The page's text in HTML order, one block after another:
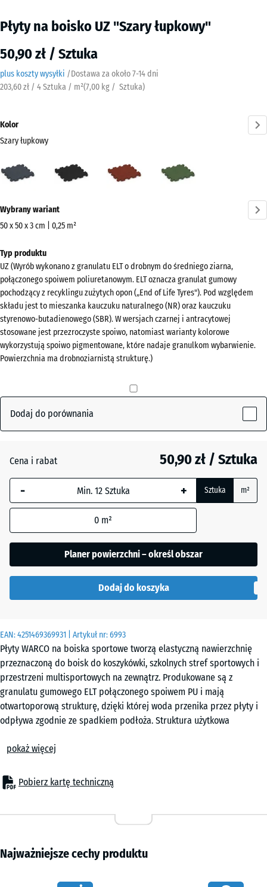
Płyty na boisko UZ "Szary łupkowy"
50,90 zł / Sztuka
plus koszty wysyłki /Dostawa za około7-14 dni
203,60 zł / 4 Sztuka / m²(7,00 kg / Sztuka)
EAN:4251469369931 | Artykuł nr:6993
Płyty WARCO na boiska sportowe tworzą elastyczną nawierzchnię
przeznaczoną do boisk do koszykówki, szkolnych stref sportowych i
przestrzeni multisportowych na zewnątrz. Produkowane są z
granulatu gumowego ELT połączonego spoiwem PU i mają
otwartoporową strukturę, dzięki której woda przenika przez płyty i
odpływa zgodnie ze spadkiem podłoża. Struktura użytkowa
sprężystość ogranicza obciążenia odczuwalne podczas biegania,
przewidywalne podczas gry w koszykówkę i piłkę nożną, a granulat
gumowy tłumi odgłosy kroków i drgania.
Każda płyta posiada zintegrowane połączenie typu puzzle na
śrub, tworząc stabilny układ odporny na przesuwanie podczas
użytkowania. System umożliwia szybki montaż oraz łatwe
pokaż więcej
Pobierz kartę techniczną
Kolor
Szary łupkowy
łupkowy
ceglasty
informacji
o
Pokaż
paletę
kolorów
Szary
łupkowy(active)
Czerwony
ceglasty
Zielony
trawiasty
+ 2,50 zł
Wybrany wariant
50 x 50 x 3 cm | 0,25 m²
do
wysyłki
540
x
540
x
30
mm
niebiesko
obramowany
obliczenia
danych produktu
x
50
x 3
0,25
m²
50
x
50
cm
0,25
+ 17,70 zł
Typ produktu
UZ (Wyrób wykonano z granulatu ELT o drobnym do średniego ziarna,
połączonego spoiwem poliuretanowym. ELT oznacza granulat gumowy
pochodzący z recyklingu zużytych opon („End of Life Tyres"). Pod względem
składu jest to mieszanka kauczuku naturalnego (NR) oraz kauczuku
styrenowo-butadienowego (SBR). W wersjach czarnej i antracytowej
stosowane jest przezroczyste spoiwo, natomiast warianty kolorowe
wykorzystują spoiwo pigmentowane, które nadaje granulkom wybarwienie.
Powierzchnia ma drobnoziarnistą strukturę.)
Dodaj do porównania
Cena i rabat 50,90 zł / Sztuka
- + Sztuka m²
0 m²
Planer powierzchni – określ obszar
Dodaj do koszyka
Najważniejsze cechy produktu